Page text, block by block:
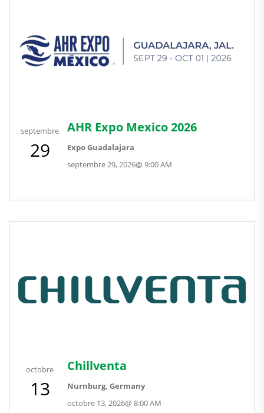
septembre
29
septembre 29, 2026@9:00 AM
AHR Expo Mexico 2026
Expo Guadalajara
octobre
13
octobre 13, 2026@8:00 AM
Chillventa
Nurnburg, Germany